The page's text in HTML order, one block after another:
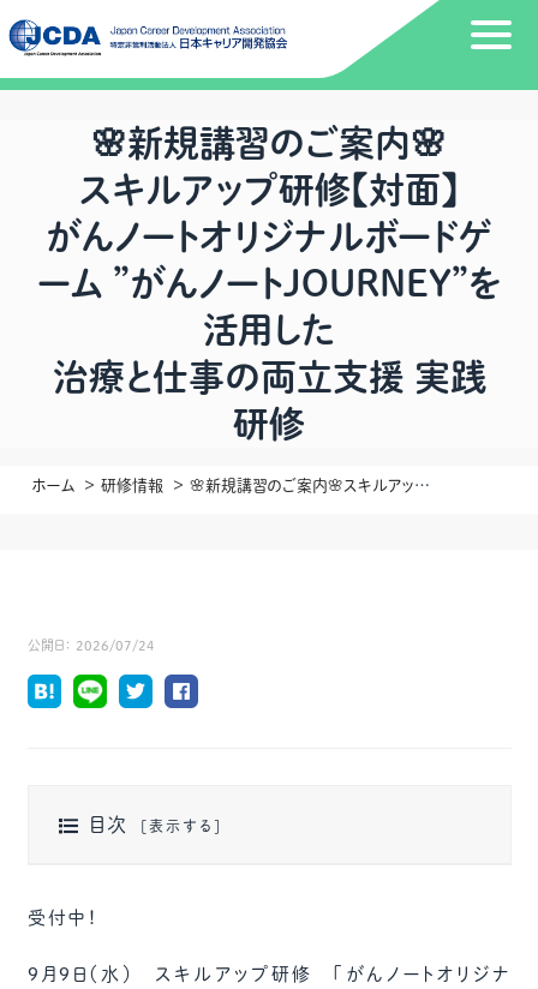
🌸新規講習のご案内🌸
スキルアップ研修【対面】
がんノートオリジナルボードゲ
ーム ”がんノートJOURNEY”を
活用した
治療と仕事の両立支援 実践
研修
ホーム 研修情報 🌸新規講習のご案内🌸スキルアップ研修【対面】がんノートオリジナルボードゲーム ”がんノートJOURNEY”を活用した 治療と仕事の両立支援 実践研修
公開日： 2026/07/24
目次
受付中！
9月9日（水） スキルアップ研修 「がんノートオリジナ